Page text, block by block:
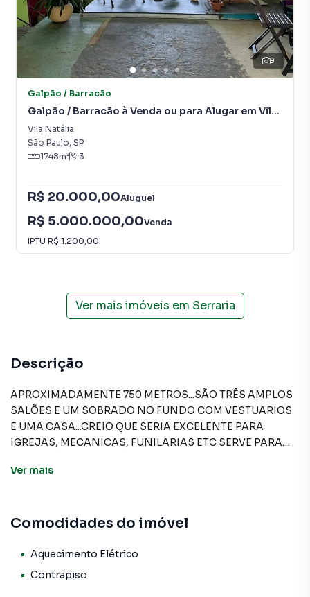
9
Galpão / Barracão
Galpão / Barracão à Venda ou para Alugar em Vila
Natália
Vila Natália
São Paulo, SP
1748m² 3
R$ 20.000,00Aluguel
R$ 5.000.000,00Venda
IPTU R$ 1.200,00
Ver mais imóveis em Serraria
Descrição
APROXIMADAMENTE 750 METROS...SÃO TRÊS AMPLOS
SALÕES E UM SOBRADO NO FUNDO COM VESTUARIOS
E UMA CASA...CREIO QUE SERIA EXCELENTE PARA
IGREJAS, MECANICAS, FUNILARIAS ETC SERVE PARA
COMERCIAL...
e barracões para venda ou locação, além de
planta em Serraria e em outras regiões de Diadema. Aqui
você encontra milhares de ofertas para encontrar o imóvel
Ver mais
Comodidades do imóvel
Aquecimento Elétrico
Contrapiso